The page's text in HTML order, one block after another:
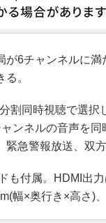
が6チャンネルに
。
割同時視聴で選択
ンネルの音声を
緊急警報放送、双
も付属。HDMI出
幅×奥行き×高さ)